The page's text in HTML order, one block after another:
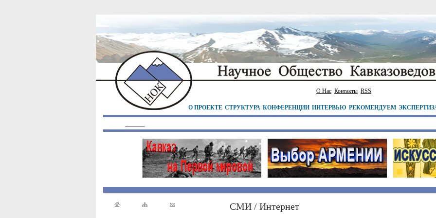
О Нас Контакты RSS
О ПРОЕКТЕ СТРУКТУРА КОНФЕРЕНЦИИ ИНТЕРВЬЮ РЕКОМЕНДУЕМ
СМИ / Интернет